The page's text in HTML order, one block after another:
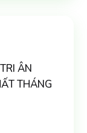
ÂN
THÁNG